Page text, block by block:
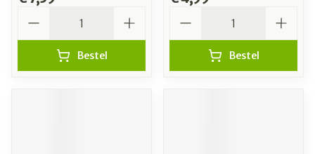
Bestel Bestel